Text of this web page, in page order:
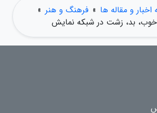
و مقاله ها » فرهنگ و هنر »
خوب، بد، زشت در شبکه نمایش